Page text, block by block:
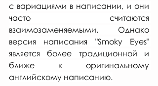
с вариациями в написании, и они
часто считаются
взаимозаменяемыми. Однако
версия написания "Smoky Eyes"
является более традиционной и
ближе к оригинальному
английскому написанию.